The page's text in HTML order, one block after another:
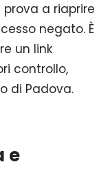
prova a riaprire
negato. È
un link
controllo,
di Padova.
e